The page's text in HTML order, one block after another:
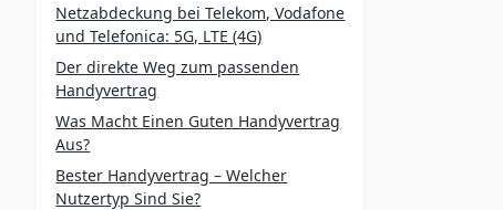
Netzabdeckung bei Telekom, Vodafone
und Telefonica: 5G, LTE (4G)
Der direkte Weg zum passenden
Handyvertrag
Was Macht Einen Guten Handyvertrag
Aus?
Bester Handyvertrag – Welcher
Nutzertyp Sind Sie?